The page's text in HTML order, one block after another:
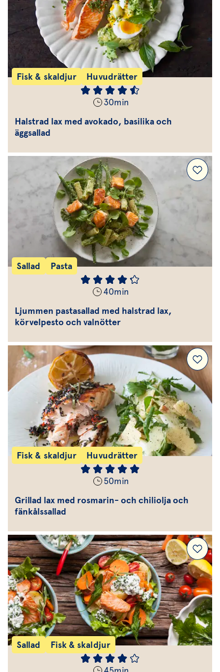
Fisk & skaldjur Huvudrätter
30min
Halstrad lax med avokado, basilika och
äggsallad
Sallad Pasta
40min
Ljummen pastasallad med halstrad lax,
körvelpesto och valnötter
Fisk & skaldjur Huvudrätter
50min
Grillad lax med rosmarin- och chiliolja och
fänkålssallad
Sallad Fisk & skaldjur